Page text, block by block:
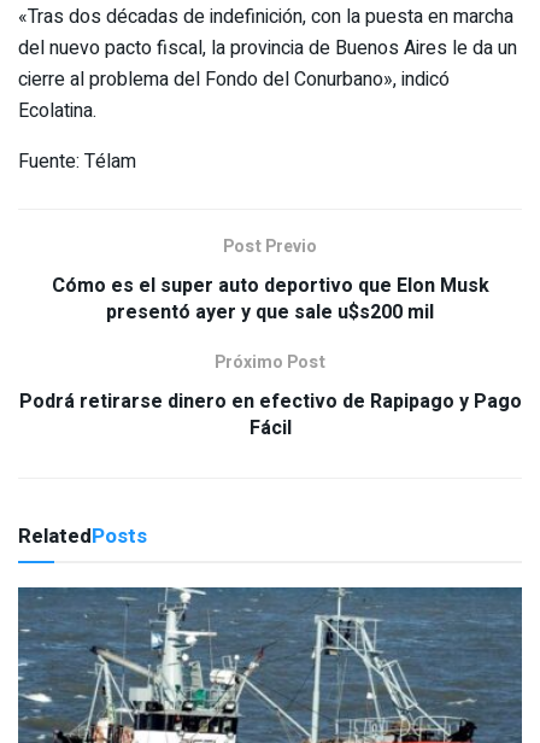
«Tras dos décadas de indefinición, con la puesta en marcha
del nuevo pacto fiscal, la provincia de Buenos Aires le da un
cierre al problema del Fondo del Conurbano», indicó
Ecolatina.
Fuente: Télam
Post Previo
Cómo es el super auto deportivo que Elon Musk
presentó ayer y que sale u$s200 mil
Próximo Post
Podrá retirarse dinero en efectivo de Rapipago y Pago
Fácil
RelatedPosts